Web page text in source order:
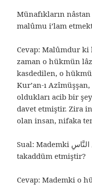
Münafıkların
malûmu i’lam
Cevap: Malûmdur
zaman o hükmün
kasdedilen, o
Kur’an-ı
oldukları acib bir
davet etmiştir. Zira
olan insan, nifaka
Sual: Mademki مِنَ النَّاسِ haberdir. Ne için مَنْ üzerine
takaddüm etmiştir?
Cevap: Mademki o